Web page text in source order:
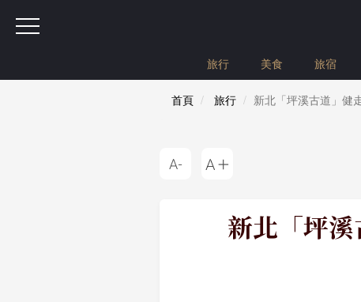
旅行 美食 旅宿
首頁 旅行 新北「坪溪古道」健
新北「坪